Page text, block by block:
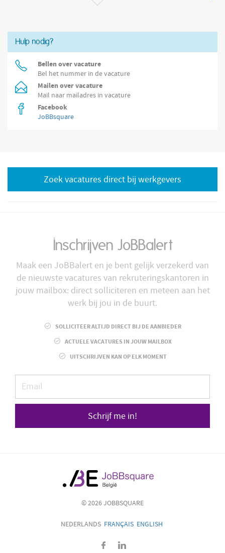
Hulp nodig?
Bellen over vacature
Bel het nummer in de vacature
Mailen over vacature
Mail naar mailadres in vacature
Facebook
JoBBsquare
Zoek vacatures direct bij werkgevers
Inschrijven JoBBalert
Maak een JoBBalert en je bent gelijk verzekerd van
de nieuwste vacatures van rekruteringskantoren in
jouw mailbox: direct solliciteren en meteen aan het
werk bij jou in de buurt.
SOLLICITEER ALTIJD DIRECT BIJ DE AANBIEDER
ACTUELE VACATURES IN JOUW MAILBOX
UITSCHRIJVEN KAN OP ELK MOMENT
Schrijf me in!
© 2026 JOBBSQUARE
NEDERLANDS FRANÇAIS ENGLISH